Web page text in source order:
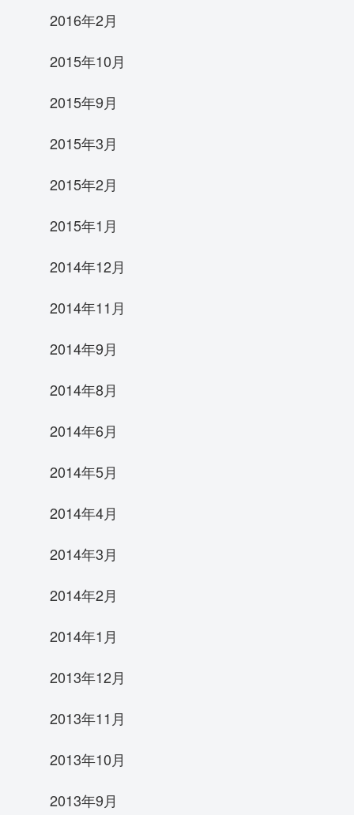
2016年2月
2015年10月
2015年9月
2015年3月
2015年2月
2015年1月
2014年12月
2014年11月
2014年9月
2014年8月
2014年6月
2014年5月
2014年4月
2014年3月
2014年2月
2014年1月
2013年12月
2013年11月
2013年10月
2013年9月